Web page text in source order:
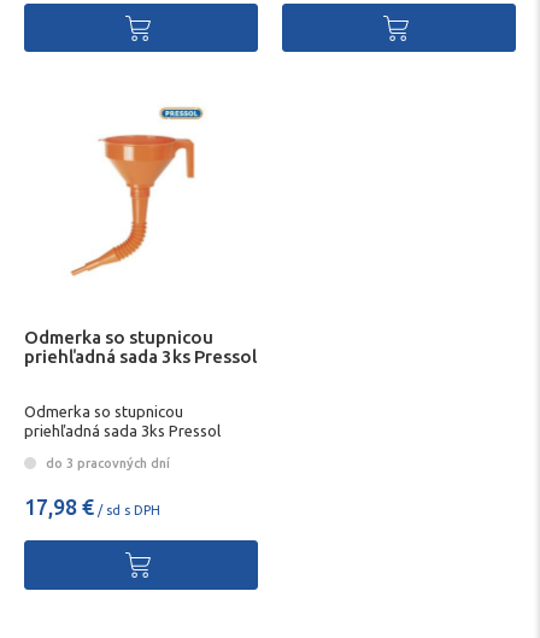
Odmerka so stupnicou
priehľadná sada 3ks Pressol
Odmerka so stupnicou
priehľadná sada 3ks Pressol
do 3 pracovných dní
17,98 € / sd s DPH